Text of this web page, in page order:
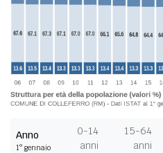
Anno
1° gennaio
0-14
anni
15-64
anni